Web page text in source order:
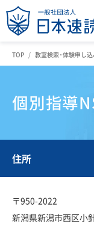
TOP 教室検索・体験申し
個別指導
住所
〒950-2022
新潟県新潟市西区小